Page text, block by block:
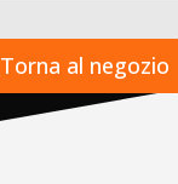
Torna al negozio